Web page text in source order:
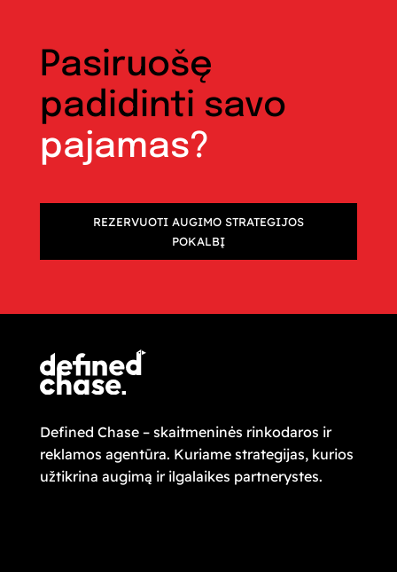
Pasiruošę
padidinti savo
pajamas?
REZERVUOTI AUGIMO STRATEGIJOS
POKALBĮ
Defined Chase – skaitmeninės rinkodaros ir
reklamos agentūra. Kuriame strategijas, kurios
užtikrina augimą ir ilgalaikes partnerystes.